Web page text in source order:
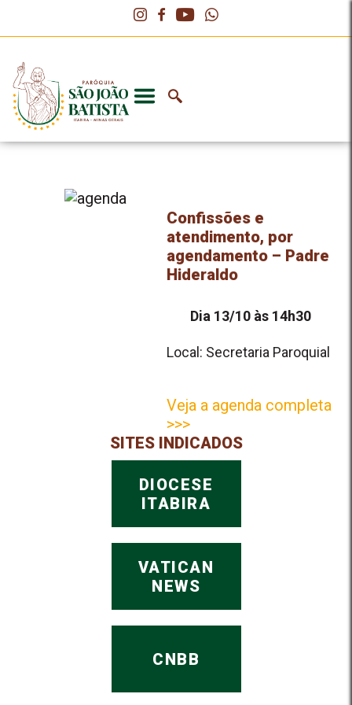
Confissões e
atendimento, por
agendamento – Padre
Hideraldo
Dia 13/10 às 14h30
Local: Secretaria Paroquial
Veja a agenda completa
>>>
SITES INDICADOS
DIOCESE
ITABIRA
VATICAN
NEWS
CNBB